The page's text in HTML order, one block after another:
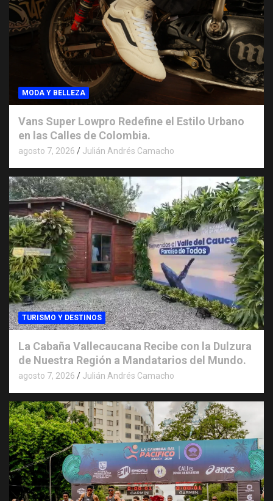
MODA Y BELLEZA
Vans Super Lowpro Redefine el Estilo Urbano
en las Calles de Colombia.
agosto 7, 2026 Julián Andrés Camacho
TURISMO Y DESTINOS
La Cabaña Vallecaucana Recibe con la Dulzura
de Nuestra Región a Mandatarios del Mundo.
agosto 7, 2026 Julián Andrés Camacho